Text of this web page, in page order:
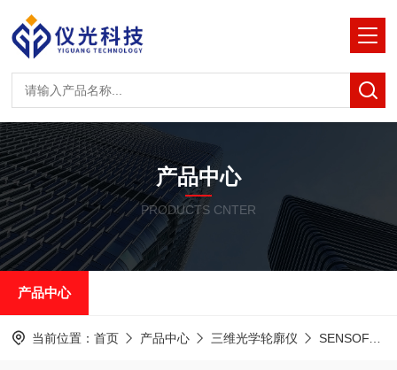
产品中心
PRODUCTS CNTER
产品中心
当前位置： 首页 产品中心 三维光学轮廓仪 SENSOFAR共聚焦白光干涉仪